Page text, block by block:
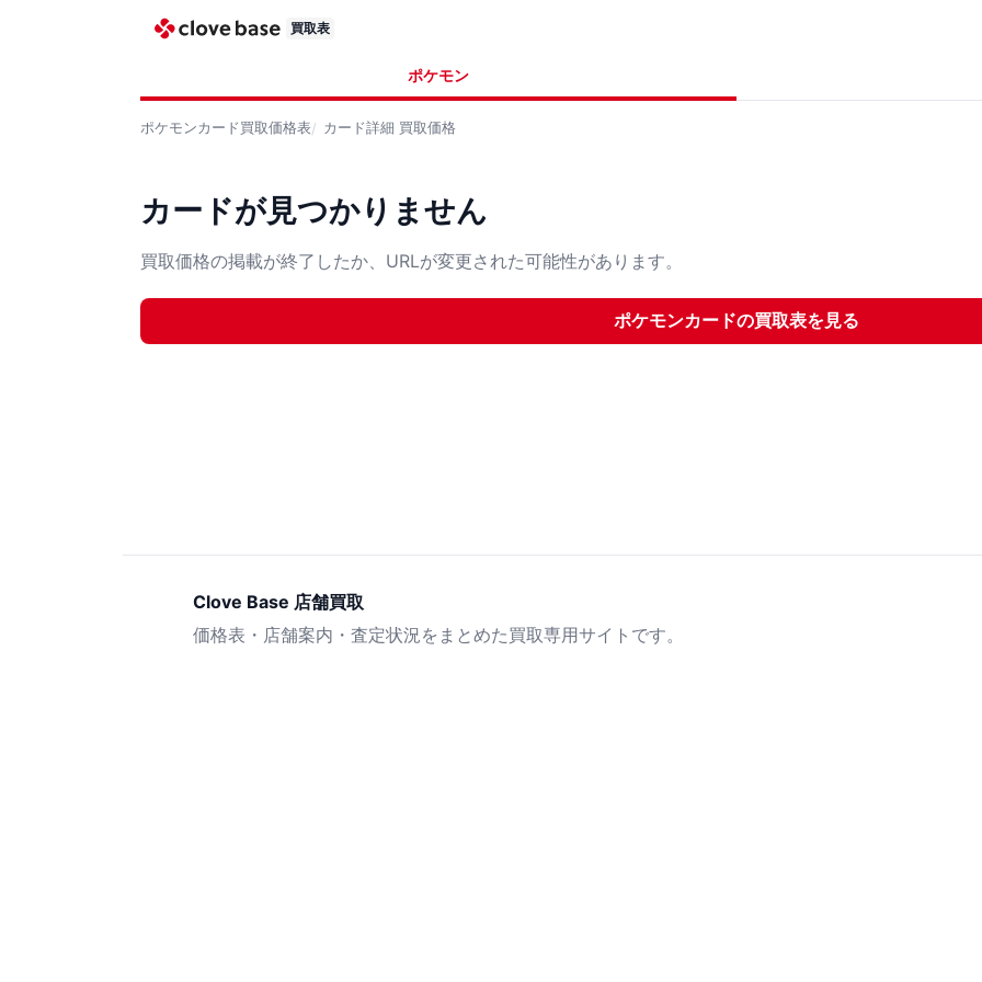
買取表
ポケモン
ポケモンカード買取価格表 カード詳細 買取価格
カードが見つかりません
買取価格の掲載が終了したか、URLが変更された可能性があります。
ポケモンカードの買取表を見る
Clove Base 店舗買取
価格表・店舗案内・査定状況をまとめた買取専用サイトです。